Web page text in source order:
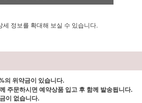
세 정보를 확대해 보실 수 있습니다.
의 위약금이 있습니다.
주문하시면 예약상품 입고 후 함께 발송됩니다.
이 없습니다.